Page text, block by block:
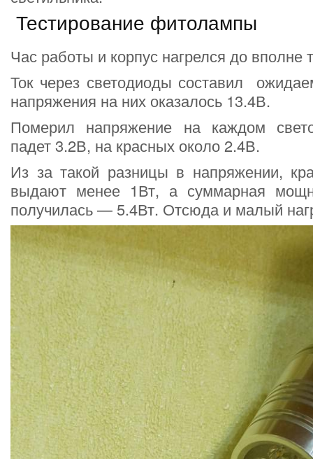
Тестирование фитолампы
Час работы и корпус нагрелся до
Ток через светодиоды составил
напряжения на них оказалось 13.4В.
Померил напряжение на каждом
падет 3.2В, на красных около 2.4В.
Из за такой разницы в напряжении,
выдают менее 1Вт, а суммарная
получилась — 5.4Вт. Отсюда и малый